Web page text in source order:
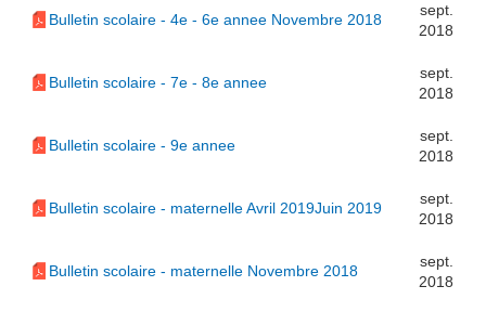
Bulletin scolaire - 4e - 6e annee Novembre 2018
sept.
2018
Bulletin scolaire - 7e - 8e annee
sept.
2018
Bulletin scolaire - 9e annee
sept.
2018
Bulletin scolaire - maternelle Avril 2019Juin 2019
sept.
2018
Bulletin scolaire - maternelle Novembre 2018
sept.
2018